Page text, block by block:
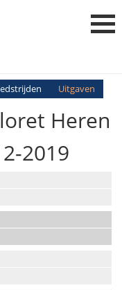
Login
Ranglijsten
Uitgaven
Heren
2019